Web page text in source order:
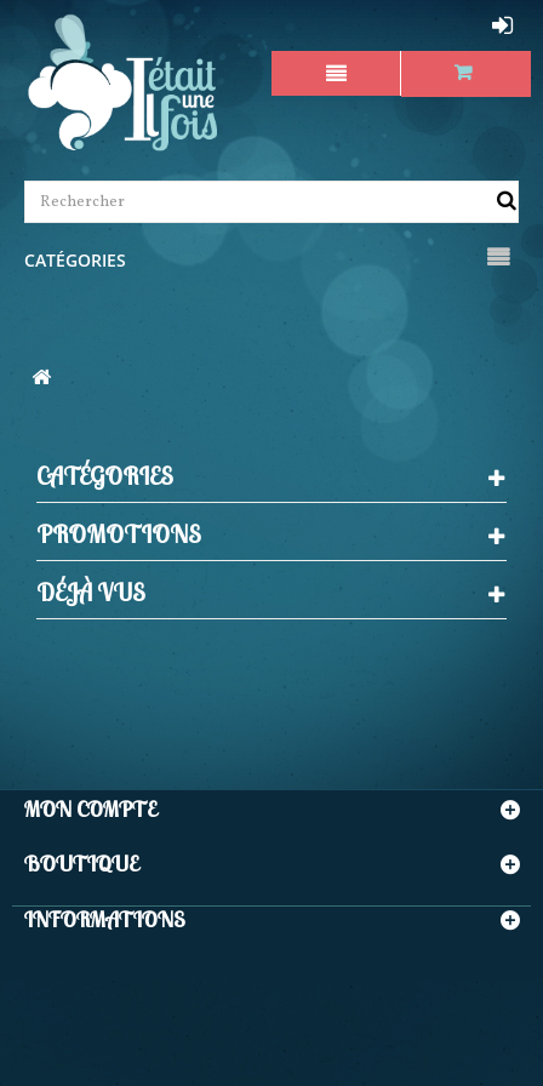
CATÉGORIES
CATÉGORIES
PROMOTIONS
DÉJÀ VUS
MON COMPTE
BOUTIQUE
INFORMATIONS